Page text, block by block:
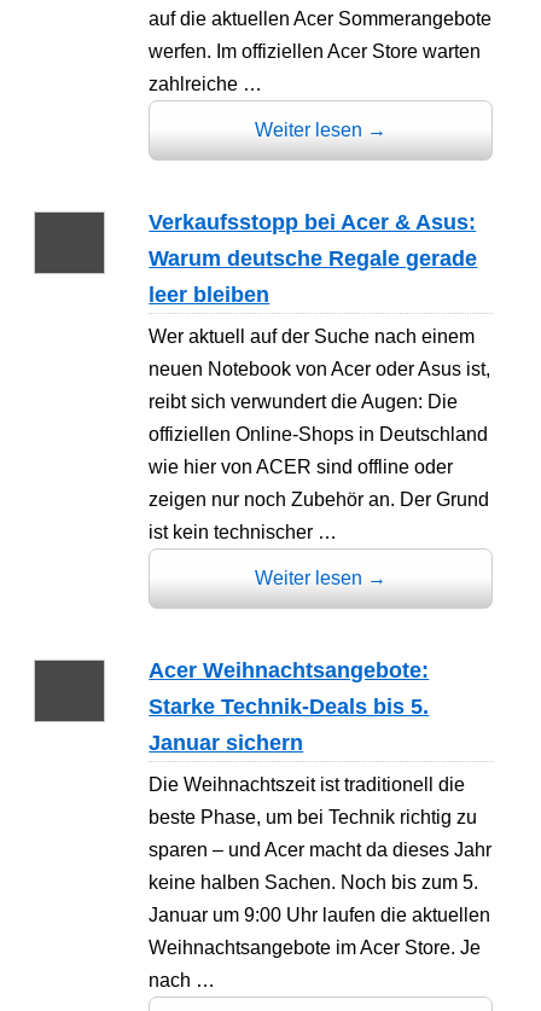
auf die aktuellen Acer Sommerangebote
werfen. Im offiziellen Acer Store warten
zahlreiche …
Weiter lesen →
Verkaufsstopp bei Acer & Asus:
Warum deutsche Regale gerade
leer bleiben
Wer aktuell auf der Suche nach einem
neuen Notebook von Acer oder Asus ist,
reibt sich verwundert die Augen: Die
offiziellen Online-Shops in Deutschland
wie hier von ACER sind offline oder
zeigen nur noch Zubehör an. Der Grund
ist kein technischer …
Weiter lesen →
Acer Weihnachtsangebote:
Starke Technik-Deals bis 5.
Januar sichern
Die Weihnachtszeit ist traditionell die
beste Phase, um bei Technik richtig zu
sparen – und Acer macht da dieses Jahr
keine halben Sachen. Noch bis zum 5.
Januar um 9:00 Uhr laufen die aktuellen
Weihnachtsangebote im Acer Store. Je
nach …